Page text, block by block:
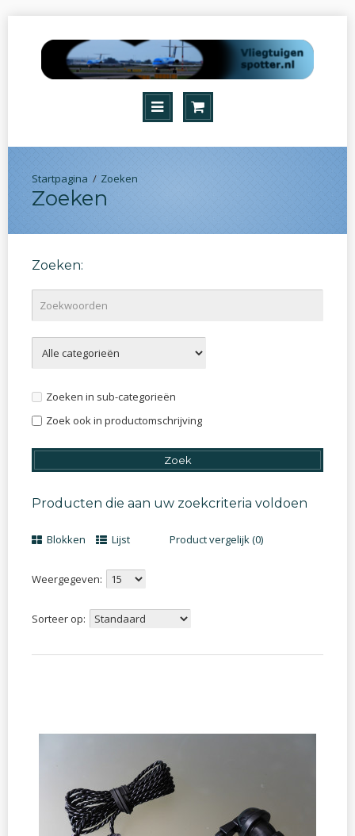
Zoeken
Zoeken
Zoeken:
Zoeken in sub-categorieën
Zoek ook in productomschrijving
Producten die aan uw zoekcriteria voldoen
Blokken Lijst Product vergelijk (0)
Weergegeven:
Sorteer op: